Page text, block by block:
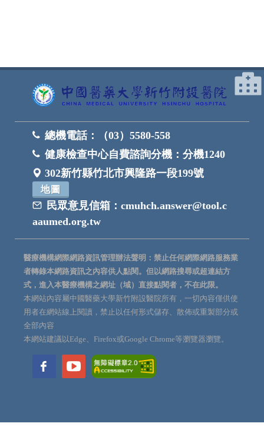
總機電話：
（03）5580-558
健康檢查中心自費諮詢分機： 分機1240
302新竹縣竹北市興隆路一段199號
地圖
民眾意見信箱： cmuhch.answer@tool.c
aaumed.org.tw
醫療機構網際網路資訊管理辦法聲明：禁止任何網際網路服務業
者轉錄本網路資訊之內容供人點閱。但以網路搜尋或超連結方
式，進入本醫療機構之網址（域）直接點閱者，不在此限。
本網站內容屬中國醫藥大學新竹附設醫院所有，一切內容僅供使
用者在網站線上閱讀，禁止以任何形式儲存、散佈或重製部分或
全部內容
本網站建議以Edge、Firefox或Google Chrome等瀏覽器瀏覽。